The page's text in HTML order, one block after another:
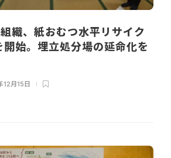
織、紙おむつ水平リサイク
開始。埋立処分場の延命化を
12月15日